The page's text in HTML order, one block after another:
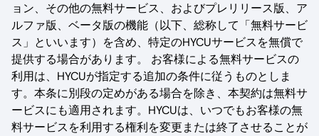
ョン、その他の無料サービス、およびプレリリース版、ア
ルファ版、ベータ版の機能（以下、総称して「無料サービ
ス」といいます）を含め、特定のHYCUサービスを無償で
提供する場合があります。 お客様による無料サービスの
利用は、HYCUが指定する追加の条件に従うものとしま
す。本条に別段の定めがある場合を除き、本契約は無料サ
ービスにも適用されます。HYCUは、いつでもお客様の無
料サービスを利用する権利を変更または終了させることが